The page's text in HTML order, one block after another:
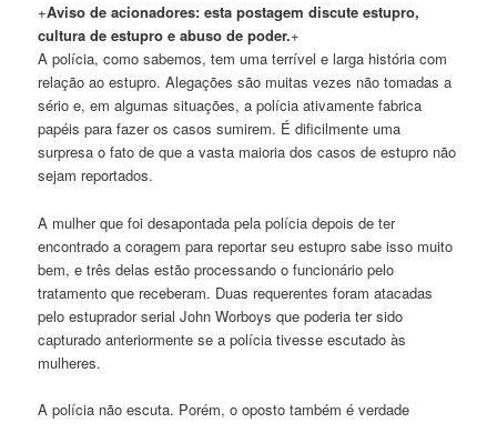
+Aviso de acionadores: esta postagem discute estupro,
cultura de estupro e abuso de poder.+
A polícia, como sabemos, tem uma terrível e larga história com
relação ao estupro. Alegações são muitas vezes não tomadas a
sério e, em algumas situações, a polícia ativamente fabrica
papéis para fazer os casos sumirem. É dificilmente uma
surpresa o fato de que a vasta maioria dos casos de estupro não
sejam reportados.
A mulher que foi desapontada pela polícia depois de ter
encontrado a coragem para reportar seu estupro sabe isso muito
bem, e três delas estão processando o funcionário pelo
tratamento que receberam. Duas requerentes foram atacadas
pelo estuprador serial John Worboys que poderia ter sido
capturado anteriormente se a polícia tivesse escutado às
mulheres.
A polícia não escuta. Porém, o oposto também é verdade